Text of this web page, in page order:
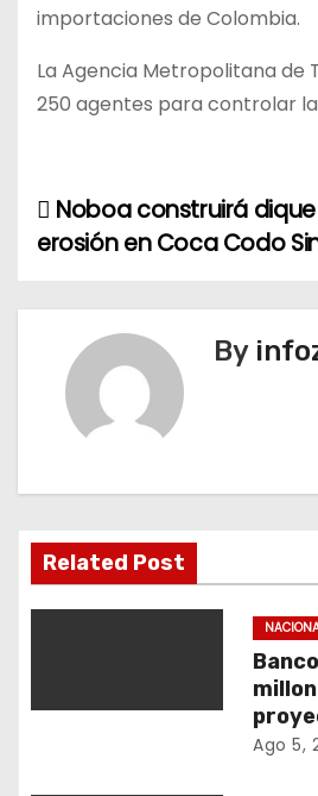
importaciones de Colombia.
La Agencia Metropolitana de
250 agentes para controlar
N
v
i
ó
d
Noboa construirá
erosión en Coca Codo
By
Related Post
Ago 5,